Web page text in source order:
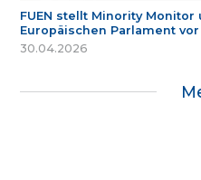
FUEN stellt Minority
Europäischen Parlament vor
30.04.2026